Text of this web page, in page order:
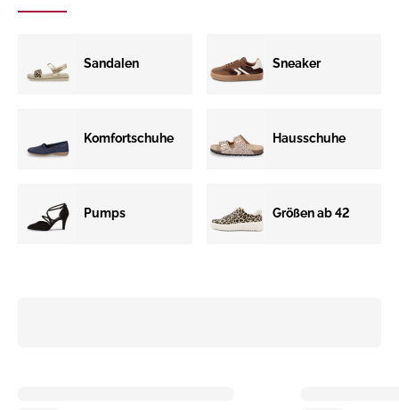
Sandalen Sneaker
Komfortschuhe Hausschuhe
Pumps Größen ab 42